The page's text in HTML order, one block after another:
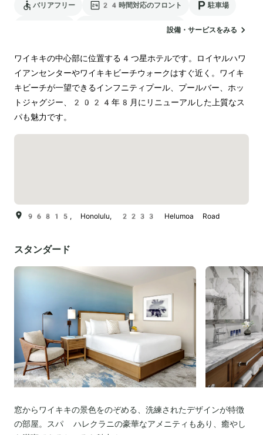
バリアフリー 24時間対応のフロント 駐車場
電気自動車の充電スタンド設備・サービスをみる
ワイキキの中心部に位置する4つ星ホテルです。ロイヤルハワ
イアンセンターやワイキキビーチウォークはすぐ近く。ワイキ
キビーチが⼀望できるインフニティプール、プールバー、ホッ
トジャグジー、2024年8月にリニューアルした上質なス
パも魅力です。
96815, Honolulu, 2233 Helumoa Road
スタンダード
窓からワイキキの景色をのぞめる、洗練されたデザインが特徴
の部屋。スパ ハレクラニの豪華なアメニティもあり、癒やし